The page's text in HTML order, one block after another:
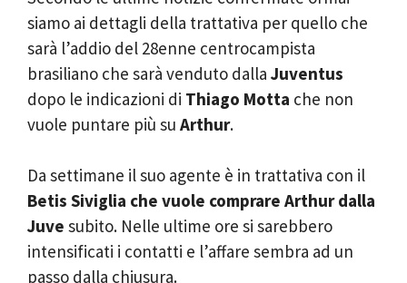
siamo ai dettagli della trattativa per quello che
sarà l’addio del 28enne centrocampista
brasiliano che sarà venduto dalla Juventus
dopo le indicazioni di Thiago Motta che non
vuole puntare più su Arthur.
Da settimane il suo agente è in trattativa con il
Betis Siviglia che vuole comprare Arthur dalla
Juve subito. Nelle ultime ore si sarebbero
intensificati i contatti e l’affare sembra ad un
passo dalla chiusura.